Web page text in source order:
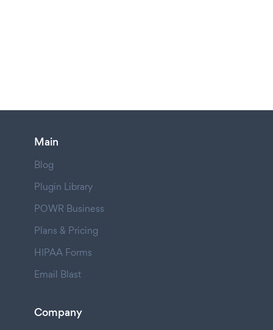
Main
Blog
Plugin Library
POWR Business
Plans & Pricing
HIPAA Forms
Email Blast
Company